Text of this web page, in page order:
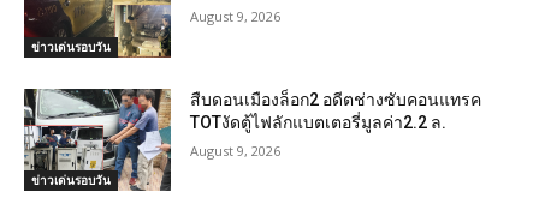
ข่าวเด่นรอบวัน
August 9, 2026
ข่าวเด่นรอบวัน
สืบดอนเมืองล็อก2 อดีตช่างซับคอนแทรค
TOTงัดตู้ไฟลักแบตเตอรี่มูลค่า2.2 ล.
August 9, 2026